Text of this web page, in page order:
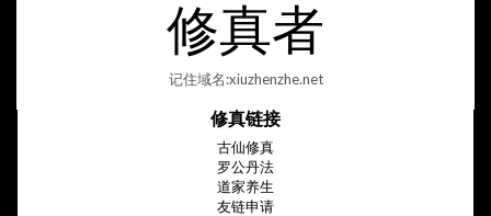
修真者
记住域名:xiuzhenzhe.net
修真链接
古仙修真
罗公丹法
道家养生
友链申请